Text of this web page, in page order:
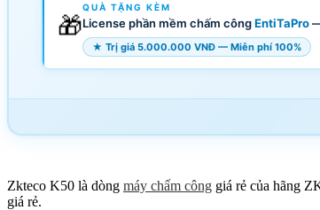
🎁
QUÀ TẶNG KÈM
License phần mềm chấm côngEntiTaPro
★ Trị giá 5.000.000 VNĐ — Miễn phí 100%
Zkteco K50 là dòng máy chấm công giá rẻ của hãng
giá rẻ.